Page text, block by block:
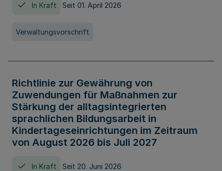
In Kraft Seit 01. April 2026
Verwaltungsvorschrift
Richtlinie zur Gewährung von
Zuwendungen für Maßnahmen zur
Stärkung der alltagsintegrierten
sprachlichen Bildungsarbeit in
Kindertageseinrichtungen im Zeitraum
von August 2026 bis Juli 2027
In Kraft Seit 20. Juni 2026